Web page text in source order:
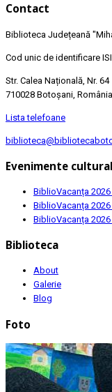
Contact
Biblioteca Județeană
Cod unic de identificare
Str. Calea Națională, Nr. 64
710028 Botoșani, România
Lista telefoane
Evenimente
BiblioVacanța
BiblioVacanța
BiblioVacanța
Biblioteca
About
Galerie
Blog
Foto